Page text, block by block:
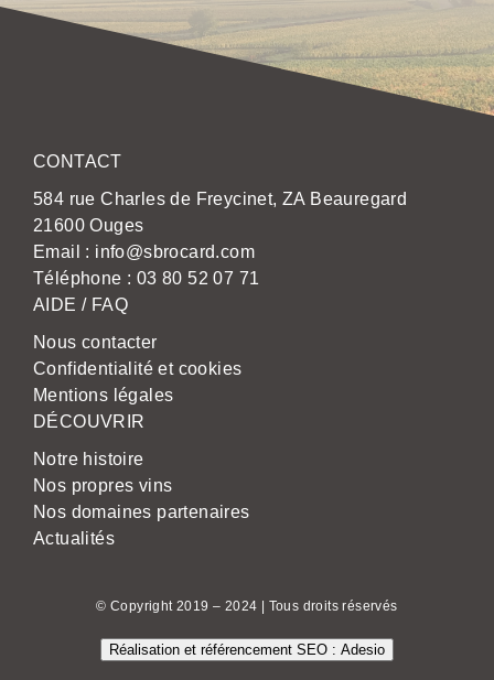
CONTACT
584 rue Charles de Freycinet, ZA Beauregard
21600 Ouges
Email : info@sbrocard.com
Téléphone : 03 80 52 07 71
AIDE / FAQ
Nous contacter
Confidentialité et cookies
Mentions légales
DÉCOUVRIR
Notre histoire
Nos propres vins
Nos domaines partenaires
Actualités
© Copyright 2019 – 2024 | Tous droits réservés
Réalisation et référencement SEO : Adesio